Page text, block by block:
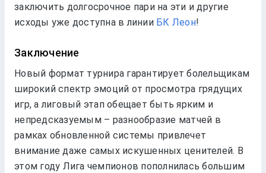
заключить долгосрочное пари на эти и другие
исходы уже доступна в линии БК Леон!
Заключение
Новый формат турнира гарантирует болельщикам
широкий спектр эмоций от просмотра грядущих
игр, а лиговый этап обещает быть ярким и
непредсказуемым – разнообразие матчей в
рамках обновленной системы привлечет
внимание даже самых искушенных ценителей. В
этом году Лига чемпионов пополнилась большим